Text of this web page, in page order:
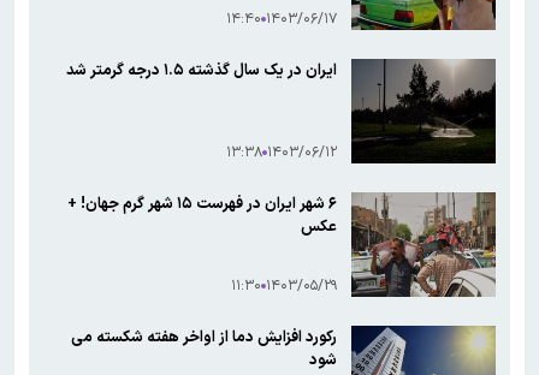
۱۴۰۳/۰۶/۱۷ ۱۴:۴۰
ایران در یک سال گذشته ۱.۵ درجه گرمتر شد
۱۴۰۳/۰۶/۱۲ ۱۳:۳۸
۶ شهر ایران در فهرست ۱۵ شهر گرم جهان! +
عکس
۱۴۰۳/۰۵/۲۹ ۱۱:۳۰
رکورد افزایش دما از اواخر هفته شکسته می
شود